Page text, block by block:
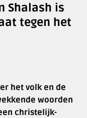
Shalash is
tegen het
het volk en de
woorden
christelijk-